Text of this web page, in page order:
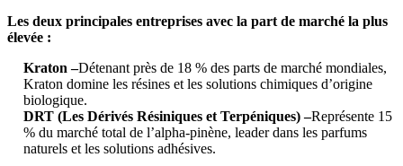
Les deux principales entreprises avec la part de marché la plus
élevée :
Kraton –Détenant près de 18 % des parts de marché mondiales,
Kraton domine les résines et les solutions chimiques d’origine
biologique.
DRT (Les Dérivés Résiniques et Terpéniques) –Représente 15
% du marché total de l’alpha-pinène, leader dans les parfums
naturels et les solutions adhésives.